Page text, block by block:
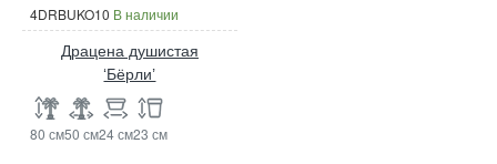
4DRBUKO10 В наличии
Драцена душистая
‘Бёрли’
80 см50 см24 см23 см